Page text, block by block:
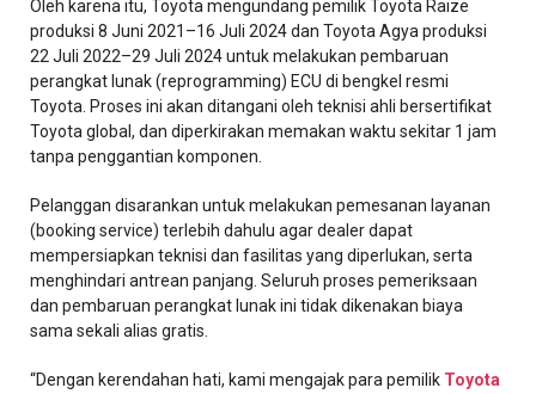
Oleh karena itu, Toyota mengundang pemilik Toyota Raize
produksi 8 Juni 2021–16 Juli 2024 dan Toyota Agya produksi
22 Juli 2022–29 Juli 2024 untuk melakukan pembaruan
perangkat lunak (reprogramming) ECU di bengkel resmi
Toyota. Proses ini akan ditangani oleh teknisi ahli bersertifikat
Toyota global, dan diperkirakan memakan waktu sekitar 1 jam
tanpa penggantian komponen.
Pelanggan disarankan untuk melakukan pemesanan layanan
(booking service) terlebih dahulu agar dealer dapat
mempersiapkan teknisi dan fasilitas yang diperlukan, serta
menghindari antrean panjang. Seluruh proses pemeriksaan
dan pembaruan perangkat lunak ini tidak dikenakan biaya
sama sekali alias gratis.
“Dengan kerendahan hati, kami mengajak para pemilik Toyota